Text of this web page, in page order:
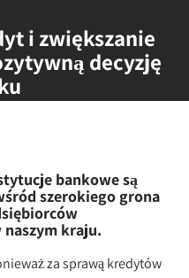
i zwiększanie
decyzję
bankowe są
szerokiego grona
naszym kraju.
za sprawą kredytów